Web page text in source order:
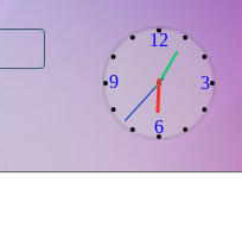
12
9
6
3